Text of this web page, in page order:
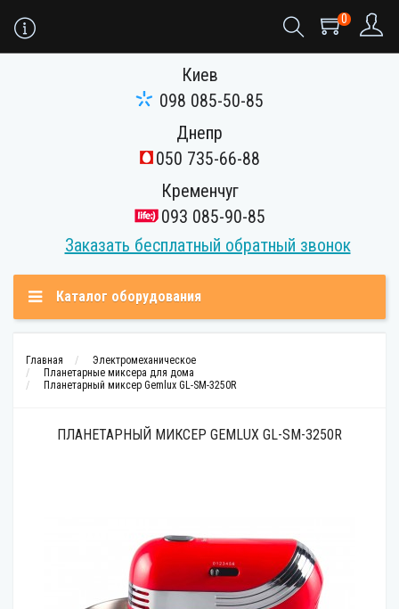
0
Киев
098 085-50-85
Днепр
050 735-66-88
Кременчуг
093 085-90-85
Заказать бесплатный обратный звонок
Каталог оборудования
Главная
Электромеханическое
Планетарные миксера для дома
Планетарный миксер Gemlux GL-SM-3250R
ПЛАНЕТАРНЫЙ МИКСЕР GEMLUX GL-SM-3250R